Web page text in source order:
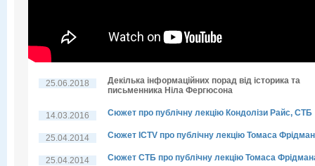
25.06.2018
Декілька інформаційних порад від історика та
письменника Ніла Фергюсона
14.03.2016 Сюжет про публічну лекцію Кондолізи Райс, СТБ
25.04.2014 Сюжет ICTV про публічну лекцію Томаса
25.04.2014 Сюжет СТБ про публічну лекцію Томаса